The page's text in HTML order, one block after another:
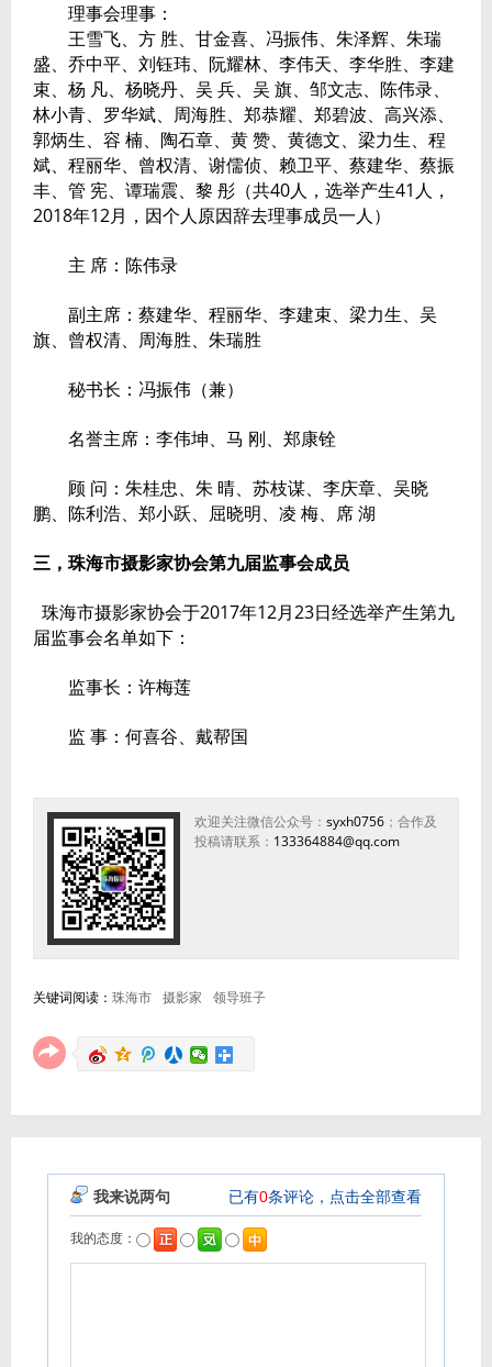
理事会理事：
王雪飞、方 胜、甘金喜、冯振伟、朱泽辉、朱瑞
盛、乔中平、刘钰玮、阮耀林、李伟天、李华胜、李建
束、杨 凡、杨晓丹、吴 兵、吴 旗、邹文志、陈伟录、
林小青、罗华斌、周海胜、郑恭耀、郑碧波、高兴添、
郭炳生、容 楠、陶石章、黄 赞、黄德文、梁力生、程
斌、程丽华、曾权清、谢儒侦、赖卫平、蔡建华、蔡振
丰、管 宪、谭瑞震、黎 彤（共40人，选举产生41人，
2018年12月，因个人原因辞去理事成员一人）
主 席：陈伟录
副主席：蔡建华、程丽华、李建束、梁力生、吴
旗、曾权清、周海胜、朱瑞胜
秘书长：冯振伟（兼）
名誉主席：李伟坤、马 刚、郑康铨
顾 问：朱桂忠、朱 晴、苏枝谋、李庆章、吴晓
鹏、陈利浩、郑小跃、屈晓明、凌 梅、席 湖
三， 珠海市摄影家协会第九届监事会成员
珠海市摄影家协会于2017年12月23日经选举产生第九
届监事会名单如下：
监事长：许梅莲
监 事：何喜谷、戴帮国
欢迎关注微信公众号： syxh0756；合作及
投稿请联系： 133364884@qq.com
关键词阅读： 珠海市 摄影家 领导班子